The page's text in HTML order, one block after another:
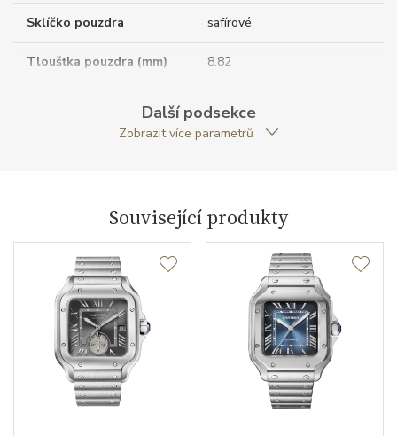
Sklíčko pouzdra safírové
Tloušťka pouzdra (mm) 8.82
čtvercový
Typ strojku 1847 MC Cartier
Rezerva chodu strojku
Kalibr strojku automatický nátah
Kameny strojku
Další podsekce
Zobrazit více parametrů
Související produkty